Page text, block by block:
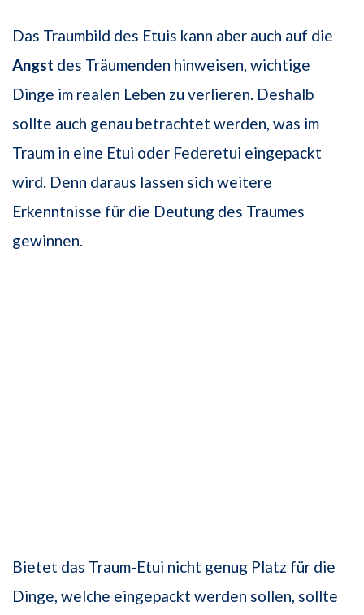
Das Traumbild des Etuis kann aber auch auf die
Angst des Träumenden hinweisen, wichtige
Dinge im realen Leben zu verlieren. Deshalb
sollte auch genau betrachtet werden, was im
Traum in eine Etui oder Federetui eingepackt
wird. Denn daraus lassen sich weitere
Erkenntnisse für die Deutung des Traumes
gewinnen.
Bietet das Traum-Etui nicht genug Platz für die
Dinge, welche eingepackt werden sollen, sollte